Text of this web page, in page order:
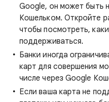
Google, он может быть
Кошельком. Откройте
чтобы посмотреть,
поддерживаться.
Банки иногда
карт для совершения
числе через Google
Если ваша карта не